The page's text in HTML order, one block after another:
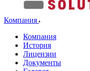
Компания
Компания
История
Лицензии
Документы